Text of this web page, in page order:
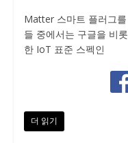
Matter 스마트 플러그
들 중에서는 구글을 비
한 IoT 표준 스펙인
더 읽기